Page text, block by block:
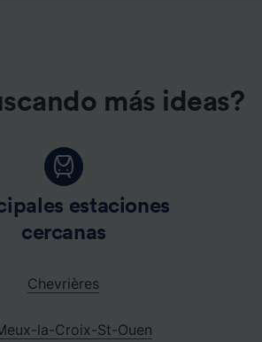
más ideas?
estaciones
cercanas
Chevrières
la-Croix-St-Ouen